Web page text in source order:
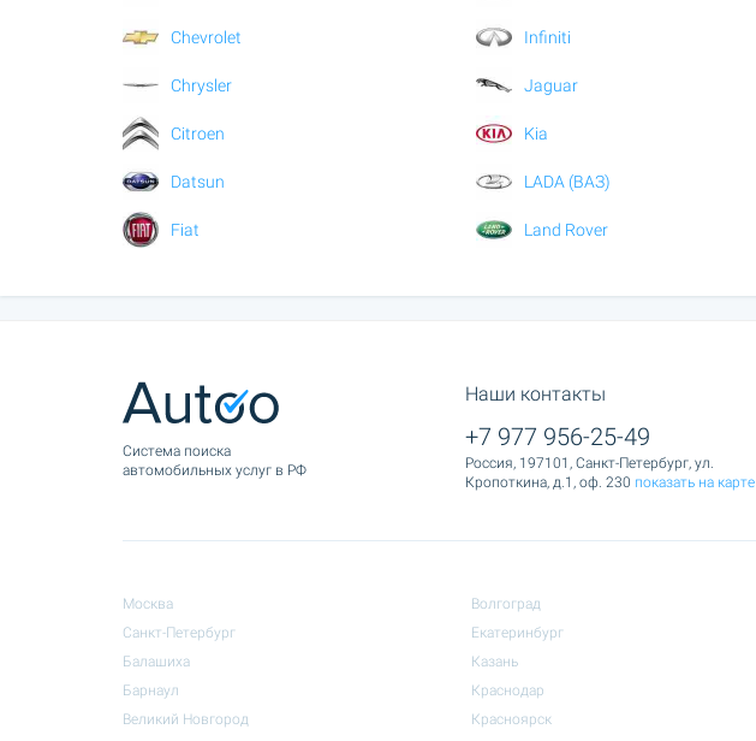
Chevrolet
Chrysler
Citroen
Datsun
Fiat
Infiniti
Jaguar
Kia
LADA (ВАЗ)
Land Rover
Cистема поиска
автомобильных услуг в РФ
Наши контакты
+7 977 956-25-49
Россия, 197101, Санкт-Петербург, ул.
Кропоткина, д.1, оф. 230 показать на карте
Москва
Санкт-Петербург
Балашиха
Барнаул
Великий Новгород
Волгоград
Екатеринбург
Казань
Краснодар
Красноярск